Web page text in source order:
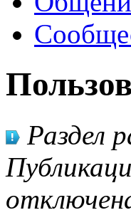
Раздел